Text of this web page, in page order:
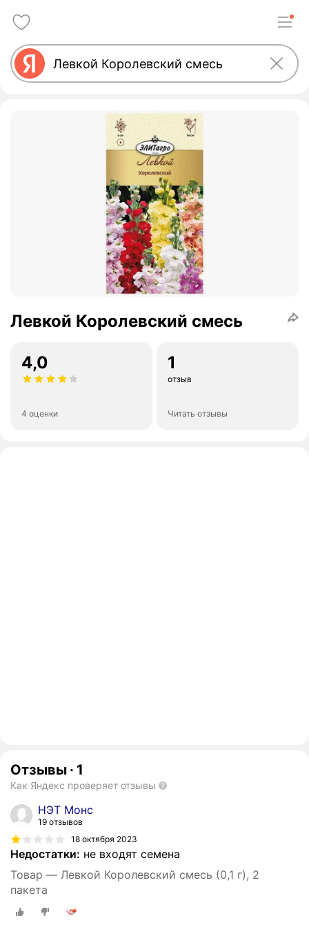
Левкой Королевский смесь
4,0
4 оценки
1
отзыв
Читать отзывы
Отзывы · 1
Как Яндекс проверяет отзывы
НЭТ Монс
19 отзывов
18 октября 2023
Недостатки: не входят семена
Товар — Левкой Королевский смесь (0,1 г), 2
пакета